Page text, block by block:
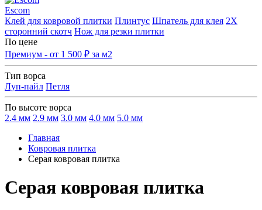
Escom
Клей для ковровой плитки Плинтус Шпатель для клея 2Х
сторонний скотч Нож для резки плитки
По цене
Премиум - от 1 500 ₽ за м2
Тип ворса
Луп-пайл Петля
По высоте ворса
2.4 мм 2.9 мм 3.0 мм 4.0 мм 5.0 мм
Главная
Ковровая плитка
Серая ковровая плитка
Серая ковровая плитка